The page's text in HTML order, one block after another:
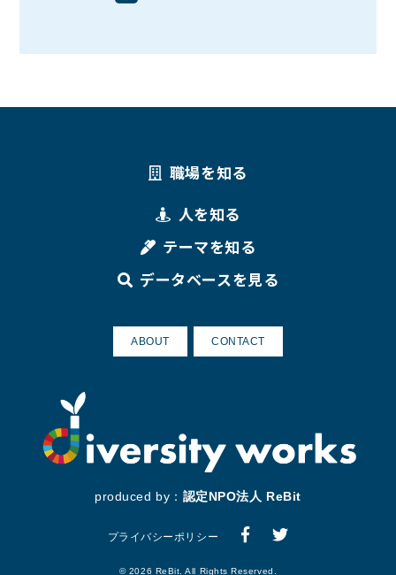
職場を知る
人を知る
テーマを知る
データベースを見る
ABOUT CONTACT
produced by： 認定NPO法人 ReBit
プライバシーポリシー
© 2026 ReBit. All Rights Reserved.